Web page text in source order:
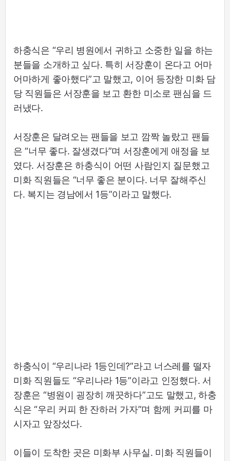
하충식은 “우리 병원에서 귀하고 소중한 일을 하는
분들을 소개하고 싶다. 특히 서장훈이 온다고 어마
어마하게 좋아했다”고 말했고, 이어 등장한 미화 담
당 직원들은 서장훈을 보고 환한 미소로 팬심을 드
러냈다.
서장훈은 달려오는 팬들을 보고 깜짝 놀랐고 팬들
은 “너무 좋다. 잘생겼다”며 서장훈에게 애정을 보
였다. 서장훈은 하충식이 어떤 사람인지 질문했고
미화 직원들은 “너무 좋은 분이다. 너무 잘해주신
다. 복지는 경남에서 1등”이라고 말했다.
하충식이 “우리나라 1등인데?”라고 너스레를 떨자
미화 직원들도 “우리나라 1등”이라고 인정했다. 서
장훈은 “병원이 굉장히 깨끗하다”고도 말했고, 하충
식은 “우리 커피 한 잔하러 가자”며 함께 커피를 마
시자고 앞장섰다.
이들이 도착한 곳은 미화부 사무실. 미화 직원들이